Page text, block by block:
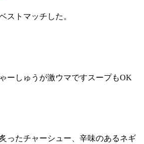
ストマッチした。
ーしゅうが激ウマですスープもOK
ったチャーシュー、辛味のあるネギ